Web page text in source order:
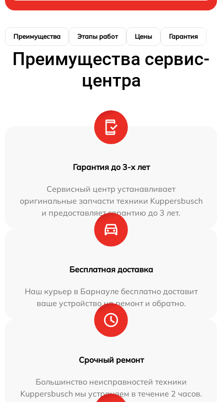
Преимущества Этапы работ Цены Гарантия
Преимущества сервис-
центра
Гарантия до 3-х лет
Сервисный центр устанавливает
оригинальные запчасти техники Kuppersbusch
и предоставляет гарантию до 3 лет.
Бесплатная доставка
Наш курьер в Барнауле бесплатно доставит
ваше устройство на ремонт и обратно.
Срочный ремонт
Большинство неисправностей техники
Kuppersbusch мы устраняем в течение 2 часов.